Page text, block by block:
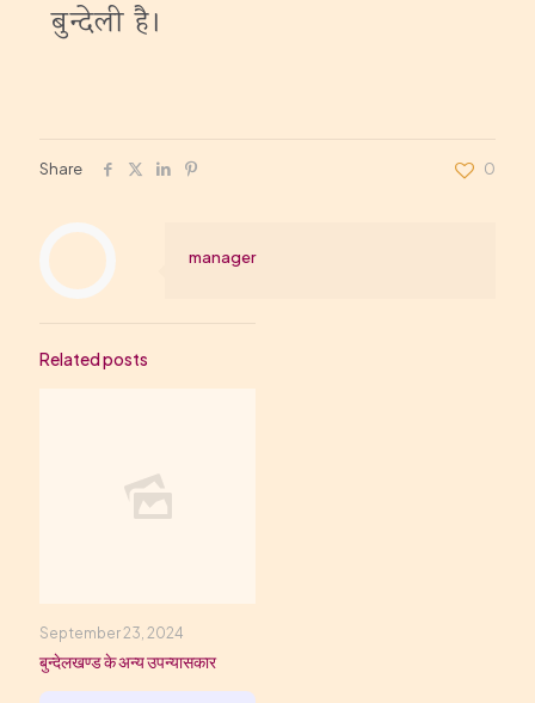
बुन्देली है।
Share 0
manager
Related posts
September 23, 2024
बुन्देलखण्ड के अन्य उपन्यासकार